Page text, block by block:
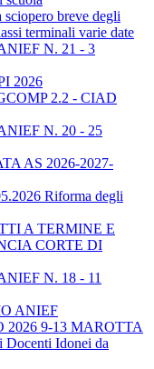
breve degli
terminali varie date
N. 21 - 3
2026
2.2 - CIAD
N. 20 - 25
AS 2026-2027-
Riforma degli
A TERMINE E
CORTE DI
N. 18 - 11
ANIEF
2026 9-13 MAROTTA
Idonei da